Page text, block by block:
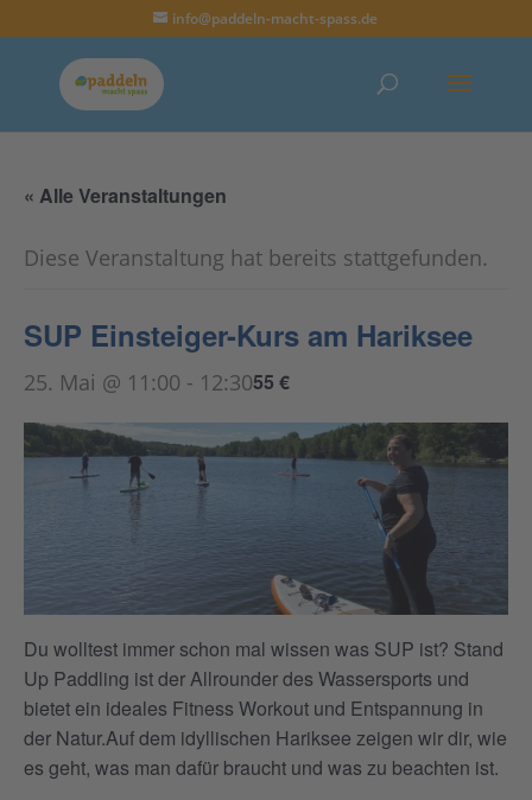
info@paddeln-macht-spass.de
« Alle Veranstaltungen
Diese Veranstaltung hat bereits stattgefunden.
SUP Einsteiger-Kurs am Hariksee
25. Mai @ 11:00 - 12:3055 €
Du wolltest immer schon mal wissen was SUP ist? Stand
Up Paddling ist der Allrounder des Wassersports und
bietet ein ideales Fitness Workout und Entspannung in
der Natur.Auf dem idyllischen Hariksee zeigen wir dir, wie
es geht, was man dafür braucht und was zu beachten ist.